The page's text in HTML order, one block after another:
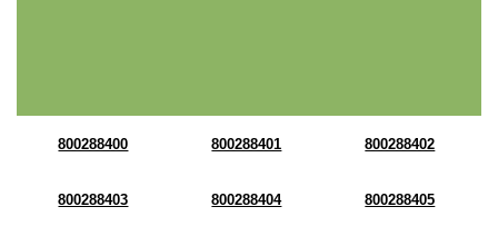
800288400 800288401 800288402
800288403 800288404 800288405